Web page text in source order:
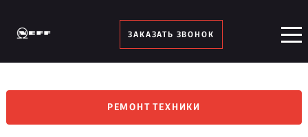
ЗАКАЗАТЬ ЗВОНОК
РЕМОНТ ТЕХНИКИ